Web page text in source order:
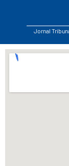
Jornal